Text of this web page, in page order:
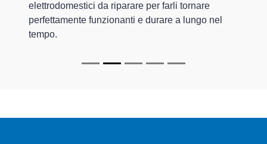
elettrodomestici da riparare per farli tornare
perfettamente funzionanti e durare a lungo nel
tempo.